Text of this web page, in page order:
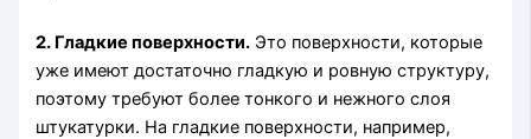
2. Гладкие поверхности. Это поверхности, которые
уже имеют достаточно гладкую и ровную структуру,
поэтому требуют более тонкого и нежного слоя
штукатурки. На гладкие поверхности, например,